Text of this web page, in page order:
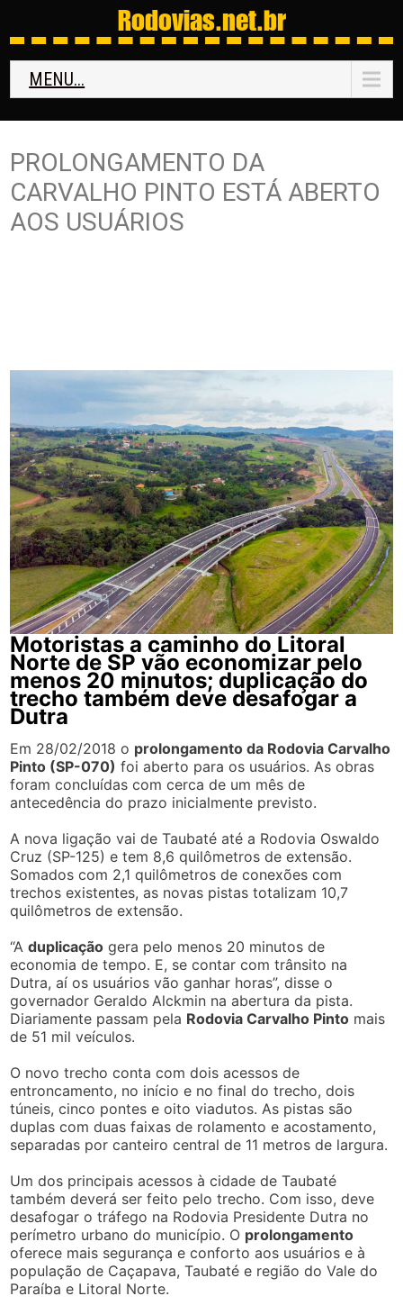
Rodovias.net.br
MENU...
PROLONGAMENTO DA
CARVALHO PINTO ESTÁ ABERTO
AOS USUÁRIOS
Motoristas a caminho do Litoral
Norte de SP vão economizar pelo
menos 20 minutos; duplicação do
trecho também deve desafogar a
Dutra
Em 28/02/2018 o prolongamento da Rodovia Carvalho
Pinto (SP-070) foi aberto para os usuários. As obras
foram concluídas com cerca de um mês de
antecedência do prazo inicialmente previsto.
A nova ligação vai de Taubaté até a Rodovia Oswaldo
Cruz (SP-125) e tem 8,6 quilômetros de extensão.
Somados com 2,1 quilômetros de conexões com
trechos existentes, as novas pistas totalizam 10,7
quilômetros de extensão.
“Aduplicação gera pelo menos 20 minutos de
economia de tempo. E, se contar com trânsito na
Dutra, aí os usuários vão ganhar horas”, disse o
governador Geraldo Alckmin na abertura da pista.
Diariamente passam pela Rodovia Carvalho Pinto mais
de 51 mil veículos.
O novo trecho conta com dois acessos de
entroncamento, no início e no final do trecho, dois
túneis, cinco pontes e oito viadutos. As pistas são
duplas com duas faixas de rolamento e acostamento,
separadas por canteiro central de 11 metros de largura.
Um dos principais acessos à cidade de Taubaté
também deverá ser feito pelo trecho. Com isso, deve
desafogar o tráfego na Rodovia Presidente Dutra no
perímetro urbano do município. O prolongamento
oferece mais segurança e conforto aos usuários e à
população de Caçapava, Taubaté e região do Vale do
Paraíba e Litoral Norte.